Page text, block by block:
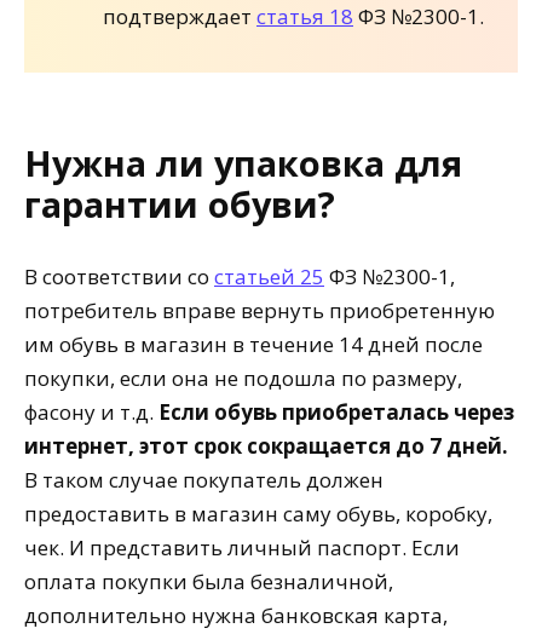
подтверждает статья 18 ФЗ №2300-1.
Нужна ли упаковка для
гарантии обуви?
В соответствии со статьей 25 ФЗ №2300-1,
потребитель вправе вернуть приобретенную
им обувь в магазин в течение 14 дней после
покупки, если она не подошла по размеру,
фасону и т.д. Если обувь приобреталась через
интернет, этот срок сокращается до 7 дней.
В таком случае покупатель должен
предоставить в магазин саму обувь, коробку,
чек. И представить личный паспорт. Если
оплата покупки была безналичной,
дополнительно нужна банковская карта,